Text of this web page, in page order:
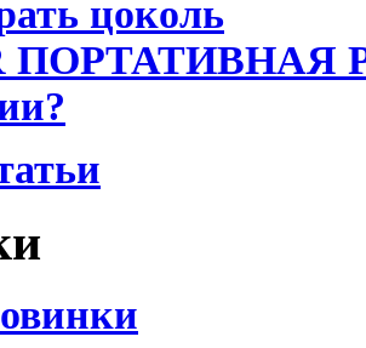
цоколь
ПОРТАТИВНАЯ